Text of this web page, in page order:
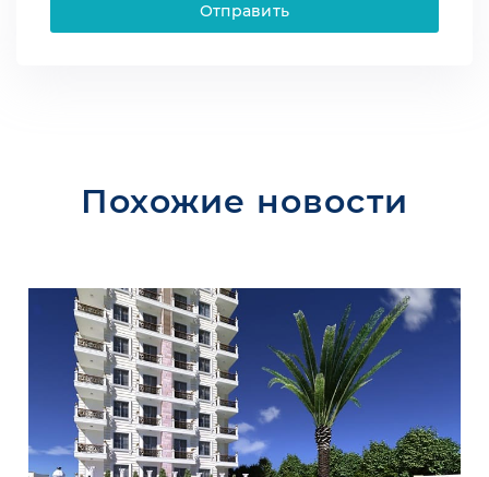
Отправить
Похожие новости